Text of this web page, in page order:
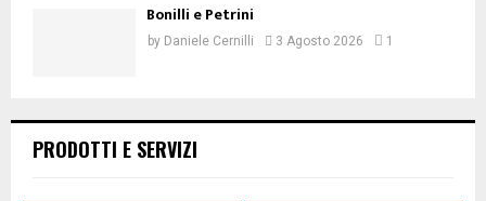
Bonilli e Petrini
by Daniele Cernilli 3 Agosto 2026 1
PRODOTTI E SERVIZI